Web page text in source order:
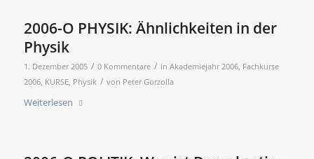
2006-O PHYSIK: Ähnlichkeiten in der
Physik
1. Dezember 2005 / 0 Kommentare / in Akademiejahr 2006, Fachkurse
2006, KURSE, Physik / von Peter Gorzolla
Weiterlesen